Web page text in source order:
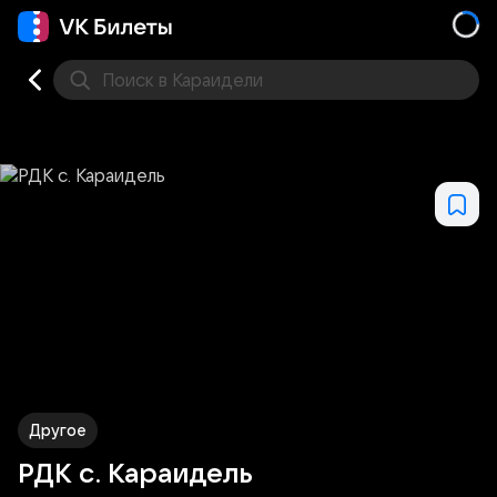
Поиск в Караидели
Другое
РДК с. Караидель